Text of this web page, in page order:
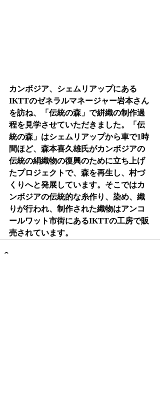
カンボジア、シェムリアップにある
IKTTのゼネラルマネージャー岩本さん
を訪ね、「伝統の森」で絣織の制作過
程を見学させていただきました。「伝
統の森」はシェムリアップから車で1時
間ほど、森本喜久雄氏がカンボジアの
伝統の絹織物の復興のために立ち上げ
たプロジェクトで、森を再生し、村づ
くりへと発展しています。そこではカ
ンボジアの伝統的な糸作り、染め、織
りが行われ、制作された織物はアンコ
ールワット市街にあるIKTTの工房で販
売されています。